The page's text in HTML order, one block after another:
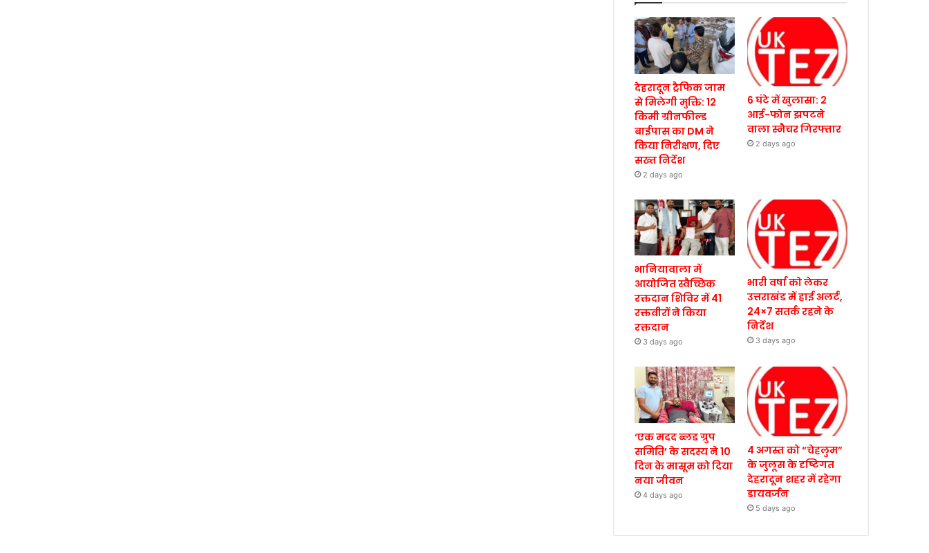
देहरादून ट्रैफिक जाम
से मिलेगी मुक्ति: 12
किमी ग्रीनफील्ड
बाईपास का DM ने
किया निरीक्षण, दिए
सख्त निर्देश
2 days ago
6 घंटे में खुलासा: 2
आई-फोन झपटने
वाला स्नैचर गिरफ्तार
2 days ago
भानियावाला में
आयोजित स्वैच्छिक
रक्तदान शिविर में 41
रक्तवीरों ने किया
रक्तदान
3 days ago
भारी वर्षा को लेकर
उत्तराखंड में हाई अलर्ट,
24×7 सतर्क रहने के
निर्देश
3 days ago
‘एक मदद ब्लड ग्रुप
समिति’ के सदस्य ने 10
दिन के मासूम को दिया
नया जीवन
4 days ago
4 अगस्त को “चेहलुम”
के जुलूस के दृष्टिगत
देहरादून शहर में रहेगा
डायवर्जन
5 days ago